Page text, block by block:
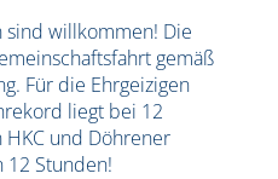
sind willkommen! Die
gemäß
Für die Ehrgeizigen
liegt bei 12
HKC und Döhrener
12 Stunden!